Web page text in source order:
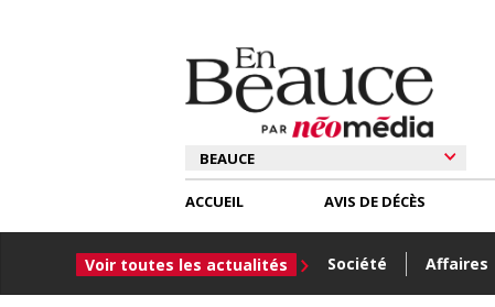
ACCUEIL
Voir toutes les actualités Société Affaires
AVIS DE DÉCÈS